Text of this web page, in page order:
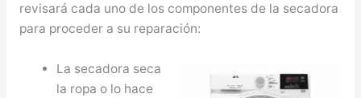
revisará cada uno de los componentes de la secadora
para proceder a su reparación:
La secadora seca
la ropa o lo hace